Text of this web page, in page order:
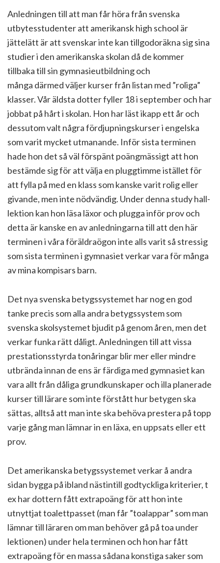
Anledningen till att man får höra från svenska
utbytesstudenter att amerikansk high school är
jättelätt är att svenskar inte kan tillgodoräkna sig sina
studier i den amerikanska skolan då de kommer
tillbaka till sin gymnasieutbildning och
många därmed väljer kurser från listan med ”roliga”
klasser. Vår äldsta dotter fyller 18 i september och har
jobbat på hårt i skolan. Hon har läst ikapp ett år och
dessutom valt några fördjupningskurser i engelska
som varit mycket utmanande. Inför sista terminen
hade hon det så väl förspänt poängmässigt att hon
bestämde sig för att välja en pluggtimme istället för
att fylla på med en klass som kanske varit rolig eller
givande, men inte nödvändig. Under denna study hall-
lektion kan hon läsa läxor och plugga inför prov och
detta är kanske en av anledningarna till att den här
terminen i våra föräldraögon inte alls varit så stressig
som sista terminen i gymnasiet verkar vara för många
av mina kompisars barn.
Det nya svenska betygssystemet har nog en god
tanke precis som alla andra betygssystem som
svenska skolsystemet bjudit på genom åren, men det
verkar funka rätt dåligt. Anledningen till att vissa
prestationsstyrda tonåringar blir mer eller mindre
utbrända innan de ens är färdiga med gymnasiet kan
vara allt från dåliga grundkunskaper och illa planerade
kurser till lärare som inte förstått hur betygen ska
sättas, alltså att man inte ska behöva prestera på topp
varje gång man lämnar in en läxa, en uppsats eller ett
prov.
Det amerikanska betygssystemet verkar å andra
sidan bygga på ibland nästintill godtyckliga kriterier, t
ex har dottern fått extrapoäng för att hon inte
utnyttjat toalettpasset (man får ”toalappar” som man
lämnar till läraren om man behöver gå på toa under
lektionen) under hela terminen och hon har fått
extrapoäng för en massa sådana konstiga saker som